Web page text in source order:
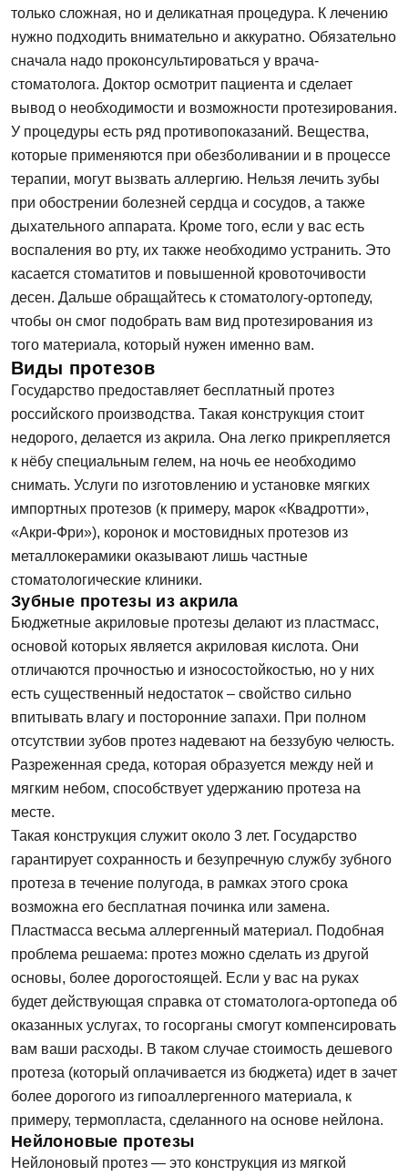
только сложная, но и деликатная процедура. К лечению
нужно подходить внимательно и аккуратно. Обязательно
сначала надо проконсультироваться у врача-
стоматолога. Доктор осмотрит пациента и сделает
вывод о необходимости и возможности протезирования.
У процедуры есть ряд противопоказаний. Вещества,
которые применяются при обезболивании и в процессе
терапии, могут вызвать аллергию. Нельзя лечить зубы
при обострении болезней сердца и сосудов, а также
дыхательного аппарата. Кроме того, если у вас есть
воспаления во рту, их также необходимо устранить. Это
касается стоматитов и повышенной кровоточивости
десен. Дальше обращайтесь к стоматологу-ортопеду,
чтобы он смог подобрать вам вид протезирования из
того материала, который нужен именно вам.
Виды протезов
Государство предоставляет бесплатный протез
российского производства. Такая конструкция стоит
недорого, делается из акрила. Она легко прикрепляется
к нёбу специальным гелем, на ночь ее необходимо
снимать. Услуги по изготовлению и установке мягких
импортных протезов (к примеру, марок «Квадротти»,
«Акри-Фри»), коронок и мостовидных протезов из
металлокерамики оказывают лишь частные
стоматологические клиники.
Зубные протезы из акрила
Бюджетные акриловые протезы делают из пластмасс,
основой которых является акриловая кислота. Они
отличаются прочностью и износостойкостью, но у них
есть существенный недостаток – свойство сильно
впитывать влагу и посторонние запахи. При полном
отсутствии зубов протез надевают на беззубую челюсть.
Разреженная среда, которая образуется между ней и
мягким небом, способствует удержанию протеза на
месте.
Такая конструкция служит около 3 лет. Государство
гарантирует сохранность и безупречную службу зубного
протеза в течение полугода, в рамках этого срока
возможна его бесплатная починка или замена.
Пластмасса весьма аллергенный материал. Подобная
проблема решаема: протез можно сделать из другой
основы, более дорогостоящей. Если у вас на руках
будет действующая справка от стоматолога-ортопеда об
оказанных услугах, то госорганы смогут компенсировать
вам ваши расходы. В таком случае стоимость дешевого
протеза (который оплачивается из бюджета) идет в зачет
более дорогого из гипоаллергенного материала, к
примеру, термопласта, сделанного на основе нейлона.
Нейлоновые протезы
Нейлоновый протез — это конструкция из мягкой